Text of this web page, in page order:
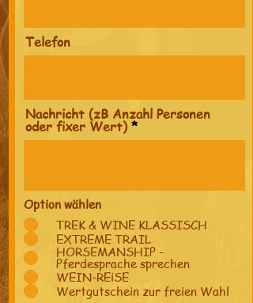
Telefon
Nachricht (zB Anzahl Personen
oder fixer Wert)
Option wählen
TREK & WINE KLASSISCH
EXTREME TRAIL
HORSEMANSHIP -
Pferdesprache sprechen
WEIN-REiSE
Wertgutschein zur freien Wahl